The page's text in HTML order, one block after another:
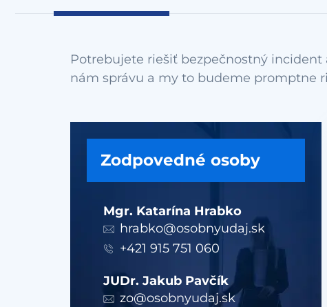
Potrebujete riešiť bezpečnostný
Zodpovedné osoby
Mgr. Katarína Hrabko
hrabko@osobnyudaj.sk
+421 915 751 060
JUDr. Jakub Pavčík
zo@osobnyudaj.sk